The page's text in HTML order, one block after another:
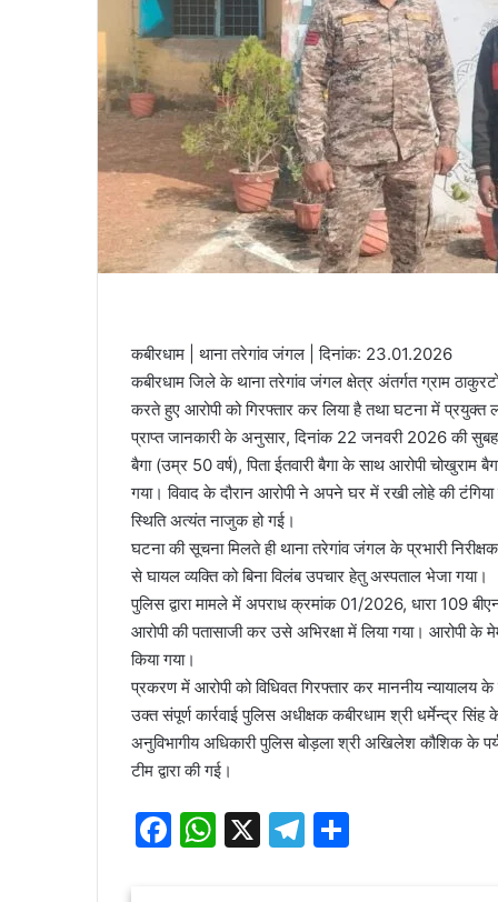
कबीरधाम | थाना तरेगांव जंगल | दिनांक: 23.01.2026
कबीरधाम जिले के थाना तरेगांव जंगल क्षेत्र अंतर्गत ग्राम
करते हुए आरोपी को गिरफ्तार कर लिया है तथा घटना में प्रयुक्त
प्राप्त जानकारी के अनुसार, दिनांक 22 जनवरी 2026 की
बैगा (उम्र 50 वर्ष), पिता ईतवारी बैगा के साथ आरोपी चोखुराम
गया। विवाद के दौरान आरोपी ने अपने घर में रखी लोहे की
स्थिति अत्यंत नाजुक हो गई।
घटना की सूचना मिलते ही थाना तरेगांव जंगल के प्रभारी
से घायल व्यक्ति को बिना विलंब उपचार हेतु अस्पताल भेजा गया।
पुलिस द्वारा मामले में अपराध क्रमांक 01/2026, धारा 109
आरोपी की पतासाजी कर उसे अभिरक्षा में लिया गया। आरोपी
किया गया।
प्रकरण में आरोपी को विधिवत गिरफ्तार कर माननीय न्यायालय
उक्त संपूर्ण कार्रवाई पुलिस अधीक्षक कबीरधाम श्री धर्मेन्द्र
अनुविभागीय अधिकारी पुलिस बोड़ला श्री अखिलेश कौशिक के
टीम द्वारा की गई।
F
W X
T